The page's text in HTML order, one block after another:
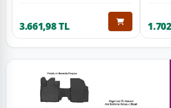
3.661,98 TL